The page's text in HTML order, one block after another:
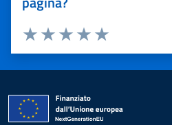
Valuta 5 stelle
Valuta 4 stelle su 5
Valuta 3 stelle su 5
Valuta 2 stelle su 5
Valuta 1 stelle su 5